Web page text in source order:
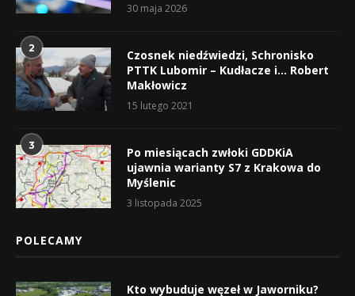
30 maja 2026
2
Czosnek niedźwiedzi, Schronisko
PTTK Lubomir – Kudłacze i… Robert
Makłowicz
15 lutego 2021
3
Po miesiącach zwłoki GDDKiA
ujawnia warianty S7 z Krakowa do
Myślenic
3 listopada 2025
POLECAMY
Kto wybuduje węzeł w Jaworniku?